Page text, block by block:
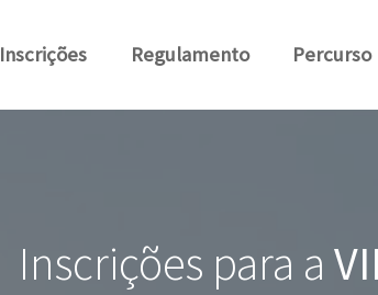
Inscrições Regulamento Percurso
Inscrições para a